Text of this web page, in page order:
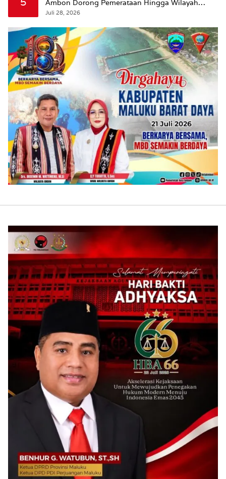
Ambon Dorong Pemerataan Hingga Wilayah
Leitimur Selatan
Juli 28, 2026